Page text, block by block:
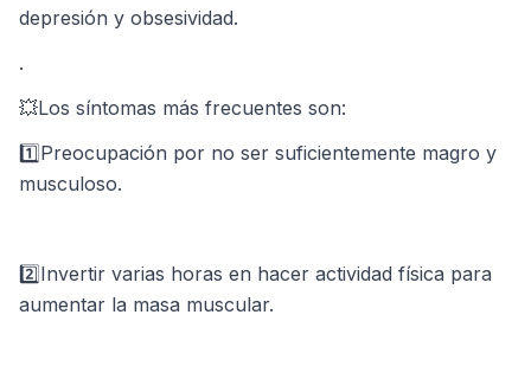
depresión y obsesividad. ⁣
.⁣
💥Los síntomas más frecuentes son: ⁣
1️⃣Preocupación por no ser suficientemente magro y
musculoso.⁣
2️⃣Invertir varias horas en hacer actividad física para
aumentar la masa muscular.⁣